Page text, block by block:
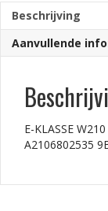
9B51
Beschrijving
Aanvullende
E-KLASSE
A2106802535